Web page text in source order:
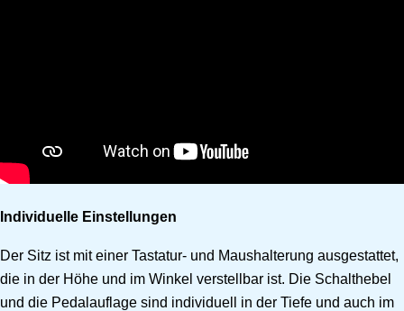
Individuelle Einstellungen
Der Sitz ist mit einer Tastatur- und Maushalterung ausgestattet,
die in der Höhe und im Winkel verstellbar ist. Die Schalthebel
und die Pedalauflage sind individuell in der Tiefe und auch im